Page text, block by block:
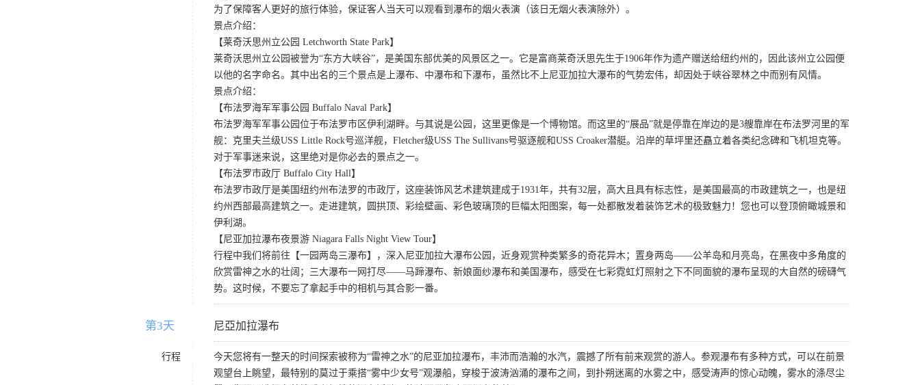
为了保障客人更好的旅行体验，保证客人当天可以观看到瀑布的烟火表演（该日无烟火表演除外）。
景点介绍：
【莱奇沃思州立公园 Letchworth State Park】
莱奇沃思州立公园被誉为“东方大峡谷”，是美国东部优美的风景区之一。它是富商莱奇沃思先生于1906年作为遗产赠送给纽约州的，因此该州立公园便
以他的名字命名。其中出名的三个景点是上瀑布、中瀑布和下瀑布，虽然比不上尼亚加拉大瀑布的气势宏伟，却因处于峡谷翠林之中而别有风情。
景点介绍：
【布法罗海军军事公园 Buffalo Naval Park】
布法罗海军军事公园位于布法罗市区伊利湖畔。与其说是公园，这里更像是一个博物馆。而这里的“展品”就是停靠在岸边的是3艘靠岸在布法罗河里的军
舰：克里夫兰级USS Little Rock号巡洋舰，Fletcher级USS The Sullivans号驱逐舰和USS Croaker潜艇。沿岸的草坪里还矗立着各类纪念碑和飞机坦克等。
对于军事迷来说，这里绝对是你必去的景点之一。
【布法罗市政厅 Buffalo City Hall】
布法罗市政厅是美国纽约州布法罗的市政厅，这座装饰风艺术建筑建成于1931年，共有32层，高大且具有标志性，是美国最高的市政建筑之一，也是纽
约州西部最高建筑之一。走进建筑，圆拱顶、彩绘壁画、彩色玻璃顶的巨幅太阳图案，每一处都散发着装饰艺术的极致魅力！您也可以登顶俯瞰城景和
伊利湖。
【尼亚加拉瀑布夜景游 Niagara Falls Night View Tour】
行程中我们将前往【一园两岛三瀑布】，深入尼亚加拉大瀑布公园，近身观赏种类繁多的奇花异木；置身两岛——公羊岛和月亮岛，在黑夜中多角度的
欣赏雷神之水的壮阔；三大瀑布一网打尽——马蹄瀑布、新娘面纱瀑布和美国瀑布，感受在七彩霓虹灯照射之下不同面貌的瀑布呈现的大自然的磅礴气
势。这时候，不要忘了拿起手中的相机与其合影一番。
第3天 尼亞加拉瀑布
行程
今天您将有一整天的时间探索被称为“雷神之水”的尼亚加拉瀑布，丰沛而浩瀚的水汽，震撼了所有前来观赏的游人。参观瀑布有多种方式，可以在前景
观望台上眺望，最特别的莫过于乘搭“雾中少女号”观瀑船，穿梭于波涛汹涌的瀑布之间，到扑朔迷离的水雾之中，感受涛声的惊心动魄，雾水的涤尽尘